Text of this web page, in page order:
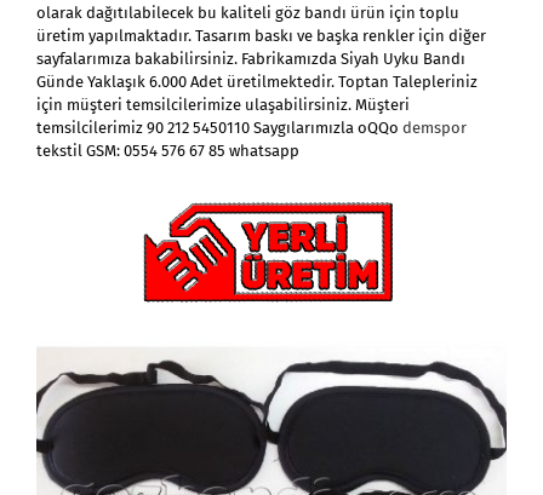
olarak dağıtılabilecek bu kaliteli göz bandı ürün için toplu
üretim yapılmaktadır. Tasarım baskı ve başka renkler için diğer
sayfalarımıza bakabilirsiniz. Fabrikamızda Siyah Uyku Bandı
Günde Yaklaşık 6.000 Adet üretilmektedir. Toptan Talepleriniz
için müşteri temsilcilerimize ulaşabilirsiniz. Müşteri
temsilcilerimiz 90 212 5450110 Saygılarımızla oQQo demspor
tekstil GSM: 0554 576 67 85 whatsapp